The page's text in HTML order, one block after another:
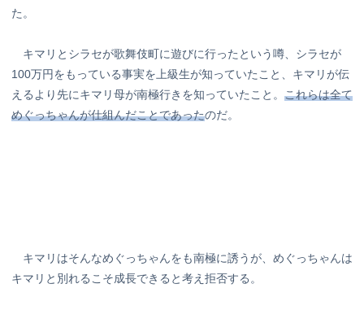
た。
キマリとシラセが歌舞伎町に遊びに行ったという噂、シラセが
100万円をもっている事実を上級生が知っていたこと、キマリが伝
えるより先にキマリ母が南極行きを知っていたこと。 これらは全て
めぐっちゃんが仕組んだことであったのだ。
キマリはそんなめぐっちゃんをも南極に誘うが、めぐっちゃんは
キマリと別れるこそ成長できると考え拒否する。